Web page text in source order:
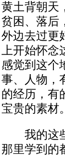
黄土背朝天
贫困、落后
外边去过更
上开始怀
感觉到这个
事、人物，
的经历，有
宝贵的素材。
我的这些
那里学到的